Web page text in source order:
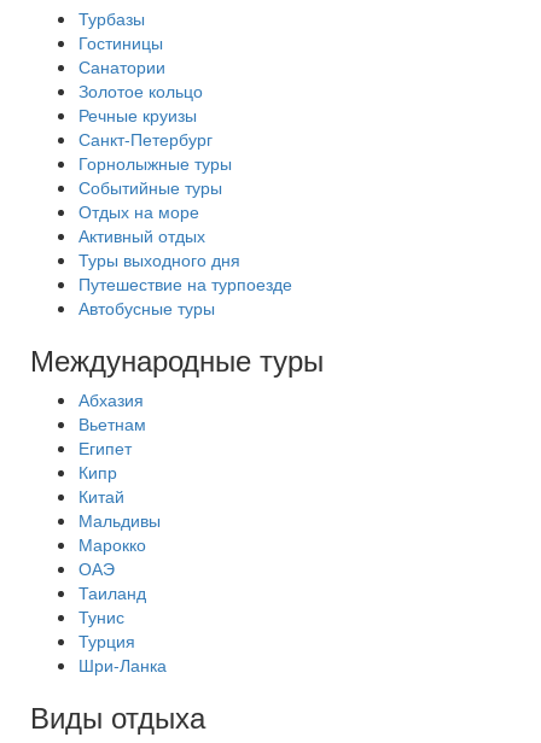
Турбазы
Гостиницы
Санатории
Золотое кольцо
Речные круизы
Санкт-Петербург
Горнолыжные туры
Событийные туры
Отдых на море
Активный отдых
Туры выходного дня
Путешествие на турпоезде
Автобусные туры
Международные туры
Абхазия
Вьетнам
Египет
Кипр
Китай
Мальдивы
Марокко
ОАЭ
Таиланд
Тунис
Турция
Шри-Ланка
Виды отдыха